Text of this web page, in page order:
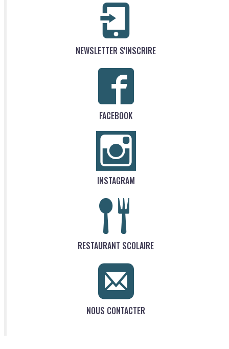
NEWSLETTER S'INSCRIRE
FACEBOOK
INSTAGRAM
RESTAURANT SCOLAIRE
NOUS CONTACTER